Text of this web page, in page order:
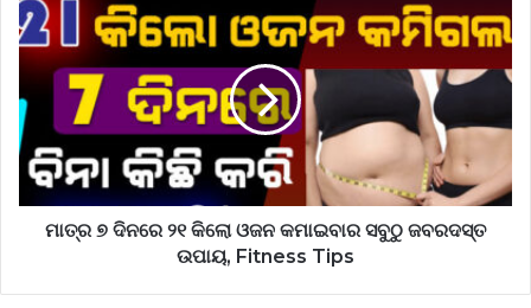
ମାତ୍ର ୭ ଦିନରେ ୨୧ କିଲୋ ଓଜନ କମାଇବାର ସବୁଠୁ ଜବରଦସ୍ତ
ଉପାୟ, Fitness Tips